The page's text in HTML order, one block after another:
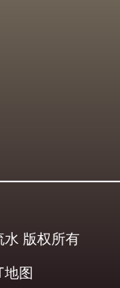
水 版权所有
图